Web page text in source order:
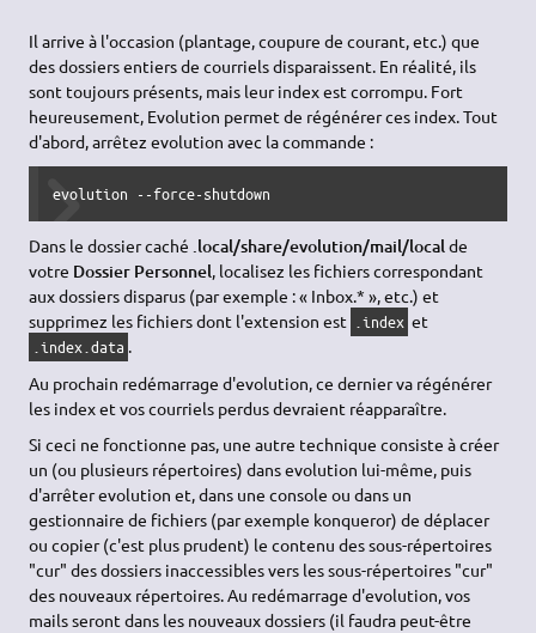
Il arrive à l'occasion (plantage, coupure de courant, etc.) que
des dossiers entiers de courriels disparaissent. En réalité, ils
sont toujours présents, mais leur index est corrompu. Fort
heureusement, Evolution permet de régénérer ces index. Tout
d'abord, arrêtez evolution avec la commande :
evolution --force-shutdown
Dans le dossier caché .local/share/evolution/mail/localde
votre Dossier Personnel, localisez les fichiers correspondant
aux dossiers disparus (par exemple : « Inbox.* », etc.) et
supprimez les fichiers dont l'extension est
.index et
.index.data .
Au prochain redémarrage d'evolution, ce dernier va régénérer
les index et vos courriels perdus devraient réapparaître.
Si ceci ne fonctionne pas, une autre technique consiste à créer
un (ou plusieurs répertoires) dans evolution lui-même, puis
d'arrêter evolution et, dans une console ou dans un
gestionnaire de fichiers (par exemple konqueror) de déplacer
ou copier (c'est plus prudent) le contenu des sous-répertoires
"cur" des dossiers inaccessibles vers les sous-répertoires "cur"
des nouveaux répertoires. Au redémarrage d'evolution, vos
mails seront dans les nouveaux dossiers (il faudra peut-être